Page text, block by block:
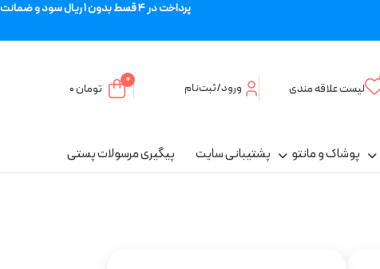
پرداخت در 4 قسط بدون 1 ریال سود و ضمانت
لیست علاقه مندی ورود/ثبت‌نام
0
تومان
پوشاک و مانتو پشتیبانی سایت پیگیری مرسولات پستی